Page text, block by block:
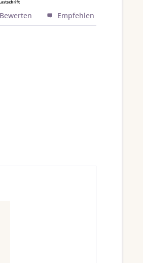
Bewerten Empfehlen